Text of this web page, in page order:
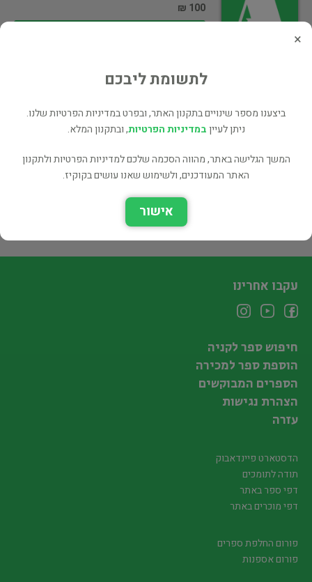
100 ₪
ספור נסיעת דוד ראובני / אברהם…
ארץ ישראל
245 ₪
רכישה ישירה
×
לתשומת ליבכם
ביצענו מספר שינויים בתקנון האתר, ובפרט במדיניות הפרטיות שלנו.
ניתן לעייןבמדיניות הפרטיות, ובתקנון המלא.
המשך הגלישה באתר, מהווה הסכמה שלכם למדיניות הפרטיות ולתקנון
האתר המעודכנים, ולשימוש שאנו עושים בקוקיז.
אישור
עקבו אחרינו
חיפוש ספר לקניה
הוספת ספר למכירה
הספרים המבוקשים
הצהרת נגישות
עזרה
הדסטארט פיינדאבוק
תודה לתומכים
דפי ספר באתר
דפי מוכרים באתר
פורום החלפת ספרים
פורום אספנות